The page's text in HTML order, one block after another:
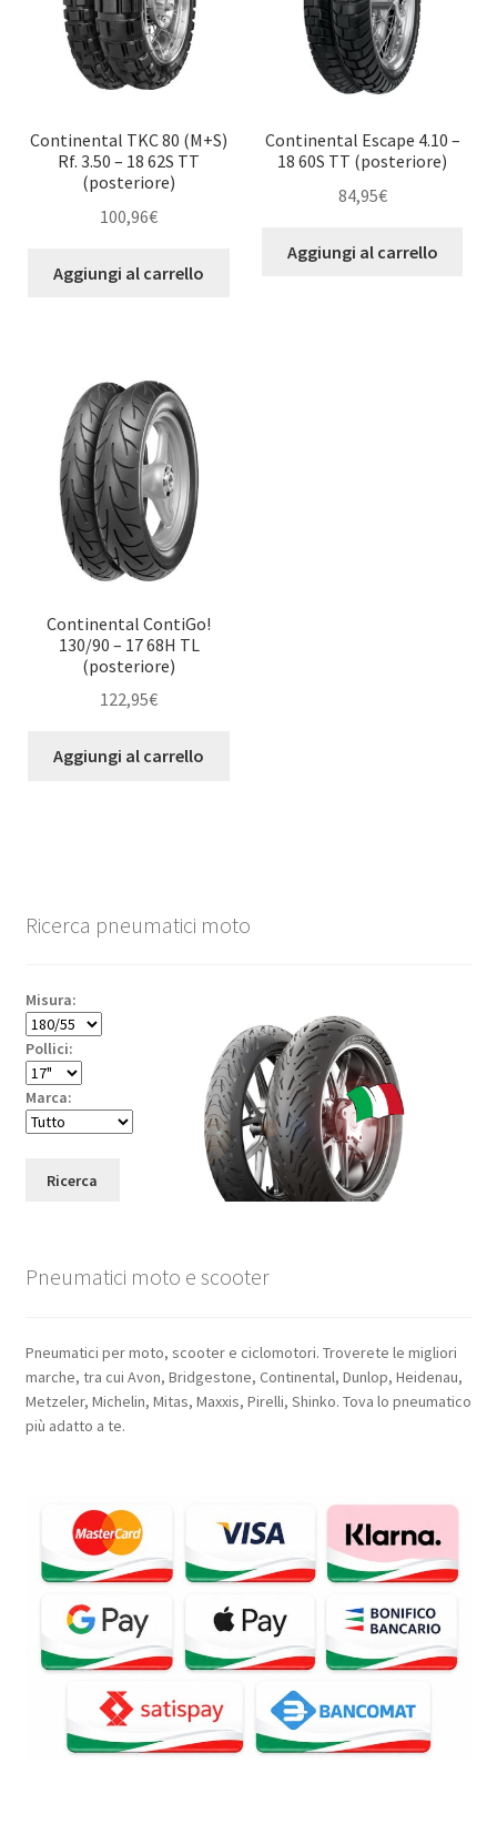
Continental TKC 80 (M+S)
Rf. 3.50 – 18 62S TT
(posteriore)
100,96€
Aggiungi al carrello
Continental Escape 4.10 –
18 60S TT (posteriore)
84,95€
Aggiungi al carrello
Continental ContiGo!
130/90 – 17 68H TL
(posteriore)
122,95€
Aggiungi al carrello
Ricerca pneumatici moto
Misura:
Pollici:
Marca:
Ricerca
Pneumatici moto e scooter
Pneumatici per moto, scooter e ciclomotori. Troverete le migliori
marche, tra cui Avon, Bridgestone, Continental, Dunlop, Heidenau,
Metzeler, Michelin, Mitas, Maxxis, Pirelli, Shinko. Tova lo pneumatico
più adatto a te.